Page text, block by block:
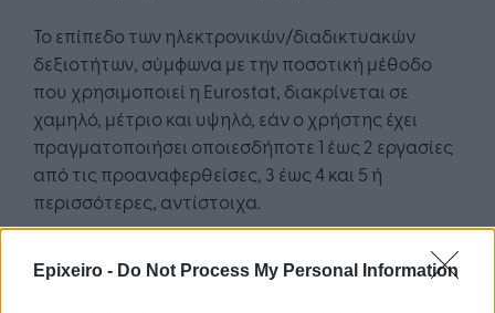
Epixeiro - Do Not Process My Personal Information
Το επίπεδο των ηλεκτρονικών/διαδικτυακών
δεξιοτήτων, σύμφωνα με την ποσοτική μέθοδο
που χρησιμοποιεί η Eurostat, διακρίνεται σε
χαμηλό, μέτριο και υψηλό, εάν ο χρήστης έχει
πραγματοποιήσει οποιεσδήποτε 1 έως 2 εργασίες
από τις προαναφερθείσες, 3 έως 4 και 5 ή
περισσότερες, αντίστοιχα.
πληθυσμό ηλικίας 16-74 ετών που έχει